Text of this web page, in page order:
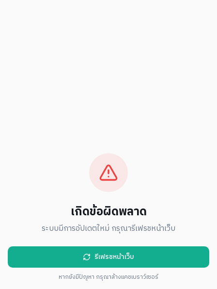
เกิดข้อผิดพลาด
ระบบมีการอัปเดตใหม่ กรุณารีเฟรชหน้าเว็บ
รีเฟรชหน้าเว็บ
หากยังมีปัญหา กรุณาล้างแคชเบราว์เซอร์